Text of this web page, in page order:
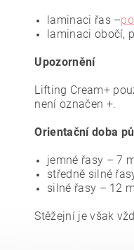
laminaci řas –
laminaci obočí,
Upozornění
Lifting Cream+
není označen +.
Orientační doba
jemné řasy – 7
středně silné
silné řasy – 12
Stěžejní je však